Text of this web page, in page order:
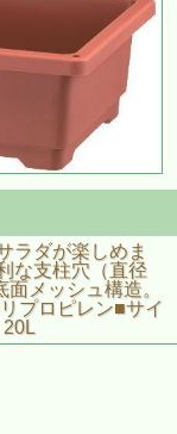
ラダが楽しめま
な支柱穴（直径
メッシュ構造。
プロピレン■サイ